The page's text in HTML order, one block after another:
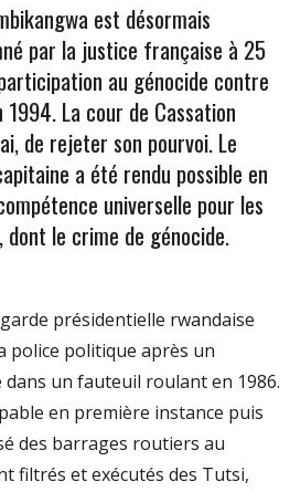
est désormais
par la justice française à 25
au génocide contre
1994. La cour de Cassation
de rejeter son pourvoi. Le
a été rendu possible en
universelle pour les
le crime de génocide.
présiden­tielle rwandaise
police politique après un
dans un fauteuil roulant en 1986.
en pre­mière instance puis
des barrages routiers au
filtrés et exécutés des Tutsi,